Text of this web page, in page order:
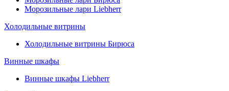
Морозильные лари Liebherr
Холодильные витрины
Холодильные витрины Бирюса
Винные шкафы
Винные шкафы Liebherr